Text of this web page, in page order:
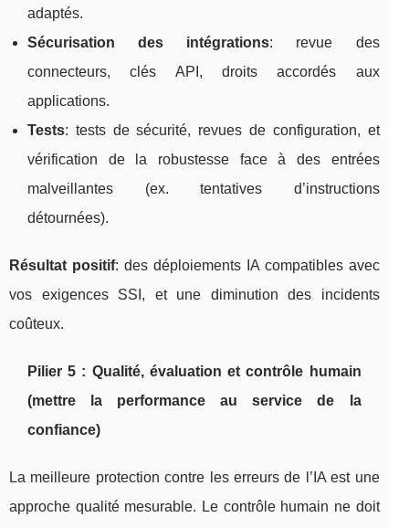
adaptés.
Sécurisation des intégrations: revue des
connecteurs, clés API, droits accordés aux
applications.
Tests: tests de sécurité, revues de configuration, et
vérification de la robustesse face à des entrées
malveillantes (ex. tentatives d’instructions
détournées).
Résultat positif: des déploiements IA compatibles avec
vos exigences SSI, et une diminution des incidents
coûteux.
Pilier 5 : Qualité, évaluation et contrôle humain
(mettre la performance au service de la
confiance)
La meilleure protection contre les erreurs de l’IA est une
approche qualité mesurable. Le contrôle humain ne doit